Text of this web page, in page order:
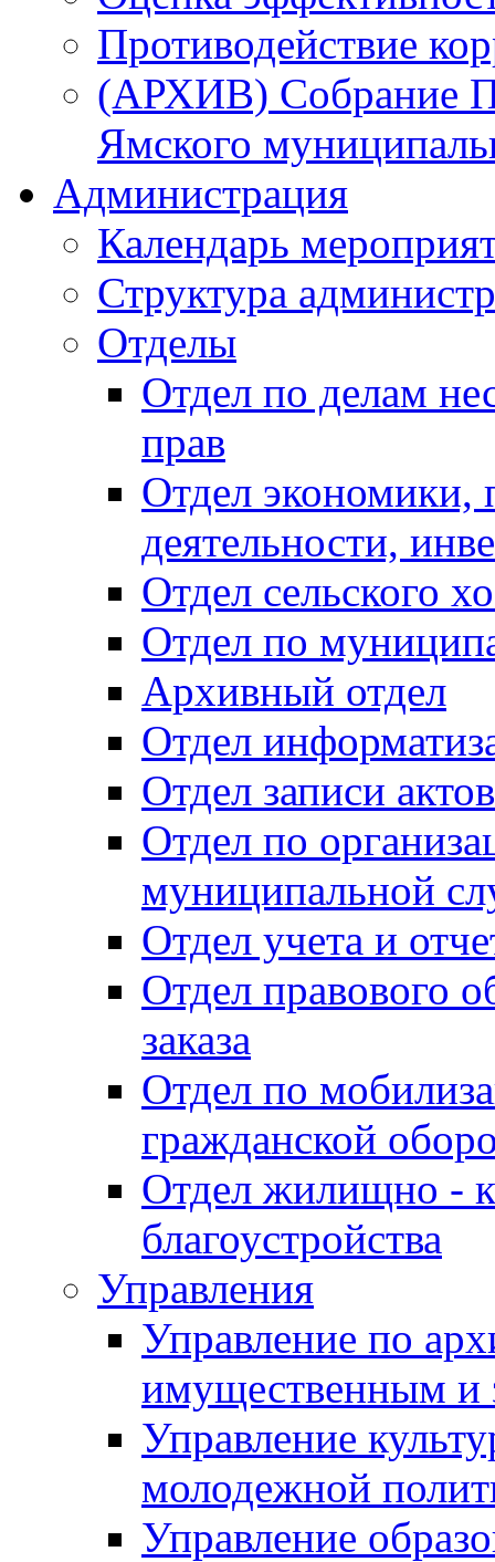
Противодействие
(АРХИВ) Собрание
Ямского
Администрация
Календарь
Структура
Отделы
Отдел по делам
прав
Отдел экономики,
деятельности,
Отдел сельского
Отдел по
Архивный отдел
Отдел
Отдел записи
Отдел по
муниципальной
Отдел учета и
Отдел правового
заказа
Отдел по
гражданской
Отдел жилищно -
благоустройства
Управления
Управление по
имущественным и
Управление
молодежной
Управление